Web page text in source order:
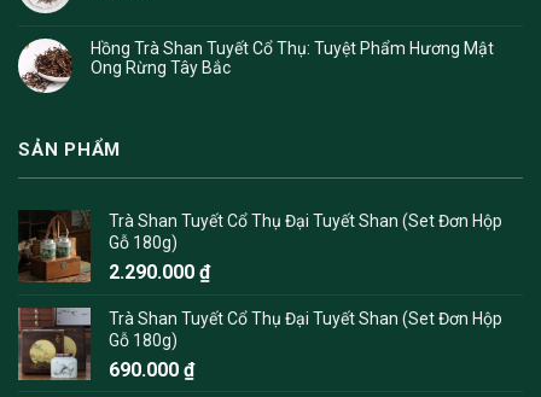
Hồng Trà Shan Tuyết Cổ Thụ: Tuyệt Phẩm Hương Mật
Ong Rừng Tây Bắc
SẢN PHẨM
Trà Shan Tuyết Cổ Thụ Đại Tuyết Shan (Set Đơn Hộp
Gỗ 180g)
2.290.000 ₫
Trà Shan Tuyết Cổ Thụ Đại Tuyết Shan (Set Đơn Hộp
Gỗ 180g)
690.000 ₫